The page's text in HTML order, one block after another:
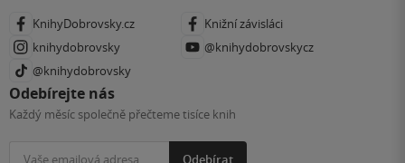
KnihyDobrovsky.cz
Knižní závisláci
knihydobrovsky
@knihydobrovskycz
@knihydobrovsky
Odebírejte nás
Každý měsíc společně přečteme tisíce knih
Odebírat